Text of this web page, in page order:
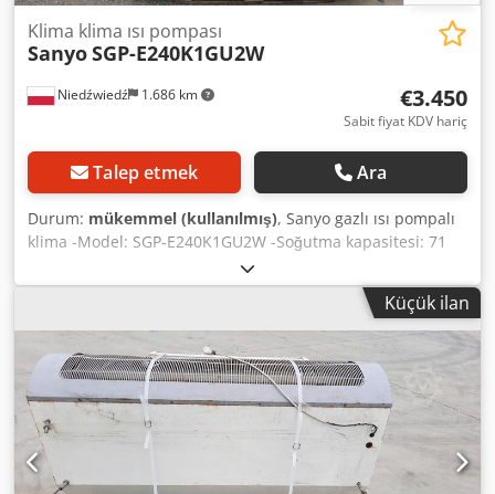
Niedźwiedź 1.686 km
Klima klima ısı pompası
SanyoSGP-E240K1GU2W
€3.450
Sabit fiyat KDV hariç
Talep etmek Ara
Durum: mükemmel (kullanılmış), Sanyo gazlı ısı pompalı
klima -Model: SGP-E240K1GU2W -Soğutma kapasitesi: 71
kW -Isıtma kapasitesi: 81 kW -Soğutma sırasında güç
tüketimi: 54,5 kW -Isıtma sırasında güç tüketimi: 58,6 kW -
Ses yüksekliği seviyesi: 62 dB -Soğutucu akışkan: R410 -Güç
kaynağı (V/Hz/Ph): 220/50/1 -Dış boyutlar: 1750 x 1050 x
2300 mm Crodpju Ebguefx Aqqof -Fan sayısı: 2 x 730 mm -
Ağırlık: 940 kg -Stok: 1 adet. -Durum: kullanılmış
Küçük ilan